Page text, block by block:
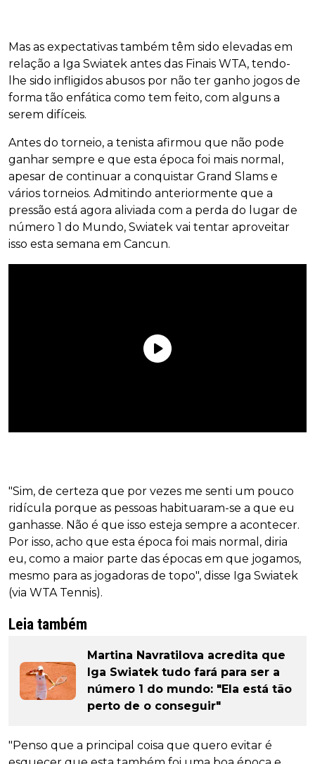
Mas as expectativas também têm sido elevadas em
relação a Iga Swiatek antes das Finais WTA, tendo-
lhe sido infligidos abusos por não ter ganho jogos de
forma tão enfática como tem feito, com alguns a
serem difíceis.
Antes do torneio, a tenista afirmou que não pode
ganhar sempre e que esta época foi mais normal,
apesar de continuar a conquistar Grand Slams e
vários torneios. Admitindo anteriormente que a
pressão está agora aliviada com a perda do lugar de
número 1 do Mundo, Swiatek vai tentar aproveitar
isso esta semana em Cancun.
"Sim, de certeza que por vezes me senti um pouco
ridícula porque as pessoas habituaram-se a que eu
ganhasse. Não é que isso esteja sempre a acontecer.
Por isso, acho que esta época foi mais normal, diria
eu, como a maior parte das épocas em que jogamos,
mesmo para as jogadoras de topo", disse Iga Swiatek
(via WTA Tennis).
Leia também
Martina Navratilova acredita que
Iga Swiatek tudo fará para ser a
número 1 do mundo: "Ela está tão
perto de o conseguir"
"Penso que a principal coisa que quero evitar é